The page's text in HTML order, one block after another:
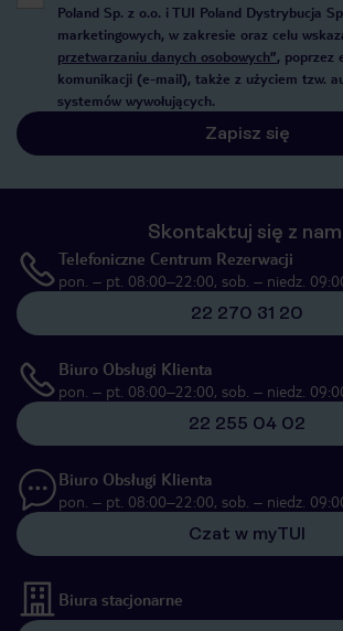
Poland Sp. z o.o. i TUI Poland Dystrybucja
marketingowych, w zakresie oraz celu
przetwarzaniu danych osobowych”, poprzez
komunikacji (e-mail), także z użyciem tzw.
systemów wywołujących.
Zapisz się
Skontaktuj się z
Telefoniczne Centrum Rezerwacji
pon. – pt. 08:00–22:00, sob. – niedz.
22 270 31 20
Biuro Obsługi Klienta
pon. – pt. 08:00–22:00, sob. – niedz.
22 255 04 02
Biuro Obsługi Klienta
pon. – pt. 08:00–22:00, sob. – niedz.
Czat w myTUI
Biura stacjonarne